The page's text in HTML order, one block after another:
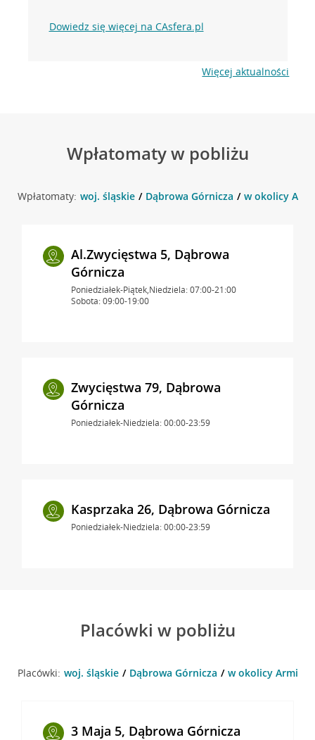
Dowiedz się więcej na CAsfera.pl
Więcej aktualności
Wpłatomaty w pobliżu
Wpłatomaty: woj. śląskie Dąbrowa Górnicza w okolicy
Al.Zwycięstwa 5, Dąbrowa
Górnicza
Poniedziałek-Piątek,Niedziela: 07:00-21:00
Sobota: 09:00-19:00
Zwycięstwa 79, Dąbrowa
Górnicza
Poniedziałek-Niedziela: 00:00-23:59
Kasprzaka 26, Dąbrowa Górnicza
Poniedziałek-Niedziela: 00:00-23:59
Placówki w pobliżu
Placówki: woj. śląskie Dąbrowa Górnicza w okolicy Armii
3 Maja 5, Dąbrowa Górnicza